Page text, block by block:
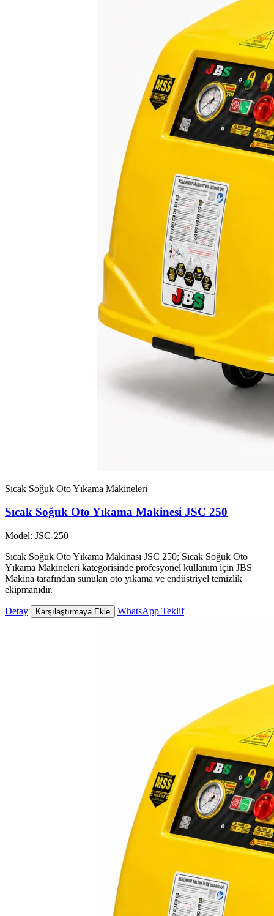
Sıcak Soğuk Oto Yıkama Makineleri
Sıcak Soğuk Oto Yıkama Makinesi JSC 250
Model: JSC-250
Sıcak Soğuk Oto Yıkama Makinası JSC 250; Sıcak Soğuk Oto
Yıkama Makineleri kategorisinde profesyonel kullanım için JBS
Makina tarafından sunulan oto yıkama ve endüstriyel temizlik
ekipmanıdır.
Detay Karşılaştırmaya Ekle WhatsApp Teklif